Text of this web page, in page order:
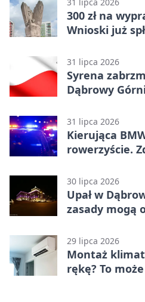
300 zł na
Wnioski już
31 lipca 2026
Syrena
Dąbrowy
31 lipca 2026
Kierująca
rowerzyście.
30 lipca 2026
Upał w
zasady mogą
29 lipca 2026
Montaż
rękę? To